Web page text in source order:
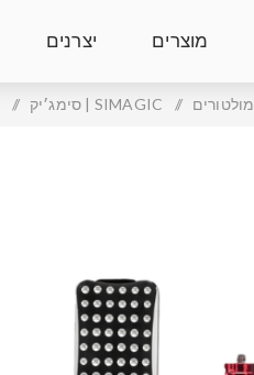
מוצרים יצרנים
/ SIMAGIC | סימג׳יק /